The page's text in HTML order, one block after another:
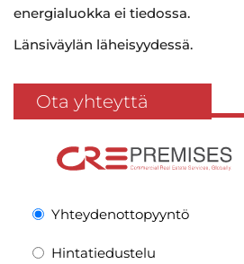
energialuokka ei tiedossa.
Länsiväylän läheisyydessä.
Ota yhteyttä
Yhteydenottopyyntö
Hintatiedustelu